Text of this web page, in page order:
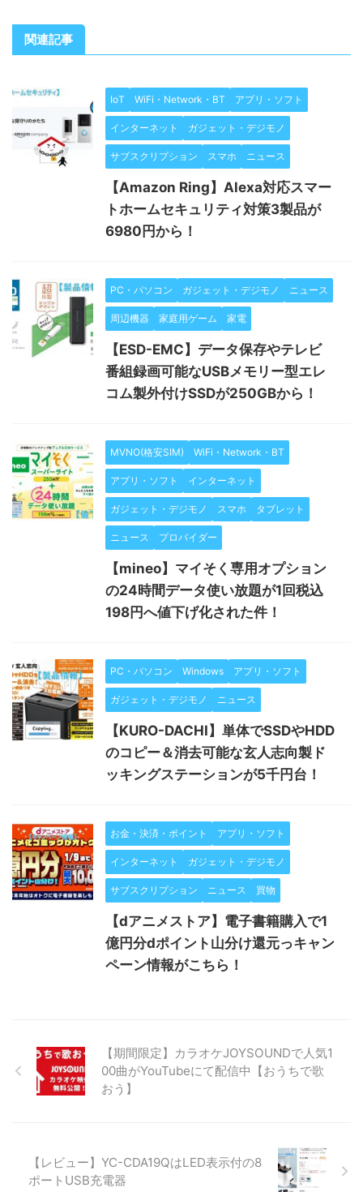
関連記事
IoT WiFi・Network・BT アプリ・ソフト
インターネット ガジェット・デジモノ
サブスクリプション スマホ ニュース
【Amazon Ring】Alexa対応スマー
トホームセキュリティ対策3製品が
6980円から！
PC・パソコン ガジェット・デジモノ ニュース
周辺機器 家庭用ゲーム 家電
【ESD-EMC】データ保存やテレビ
番組録画可能なUSBメモリー型エレ
コム製外付けSSDが250GBから！
MVNO(格安SIM) WiFi・Network・BT
アプリ・ソフト インターネット
ガジェット・デジモノ スマホ タブレット
ニュース プロバイダー
【mineo】マイそく専用オプション
の24時間データ使い放題が1回税込
198円へ値下げ化された件！
PC・パソコン Windows アプリ・ソフト
ガジェット・デジモノ ニュース
【KURO-DACHI】単体でSSDやHDD
のコピー＆消去可能な玄人志向製ド
ッキングステーションが5千円台！
お金・決済・ポイント アプリ・ソフト
インターネット ガジェット・デジモノ
サブスクリプション ニュース 買物
【dアニメストア】電子書籍購入で1
億円分dポイント山分け還元っキャン
ペーン情報がこちら！
【期間限定】カラオケJOYSOUNDで人気1
00曲がYouTubeにて配信中【おうちで歌
おう】
【レビュー】YC-CDA19QはLED表示付の8
ポートUSB充電器